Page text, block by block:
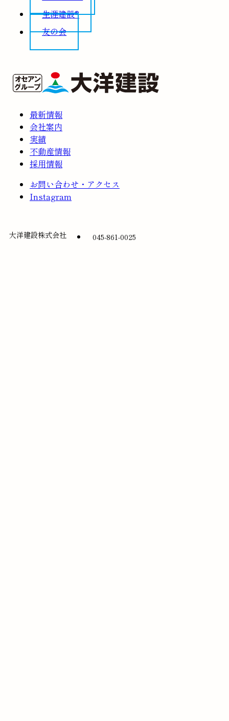
生涯建設®
友の会
最新情報
会社案内
実績
不動産情報
採用情報
お問い合わせ・アクセス
Instagram
大洋建設株式会社 045-861-0025